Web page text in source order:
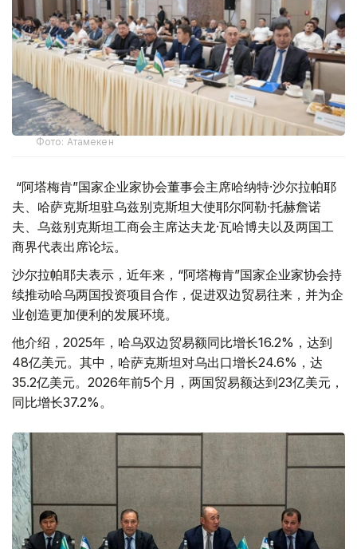
Фото: Атамекен
“阿塔梅肯”国家企业家协会董事会主席哈纳特·沙尔拉帕耶
夫、哈萨克斯坦驻乌兹别克斯坦大使耶尔阿勒·托赫詹诺
夫、乌兹别克斯坦工商会主席达夫龙·瓦哈博夫以及两国工
商界代表出席论坛。
沙尔拉帕耶夫表示，近年来，“阿塔梅肯”国家企业家协会持
续推动哈乌两国投资项目合作，促进双边贸易往来，并为企
业创造更加便利的发展环境。
他介绍，2025年，哈乌双边贸易额同比增长16.2%，达到
48亿美元。其中，哈萨克斯坦对乌出口增长24.6%，达
35.2亿美元。2026年前5个月，两国贸易额达到23亿美元，
同比增长37.2%。